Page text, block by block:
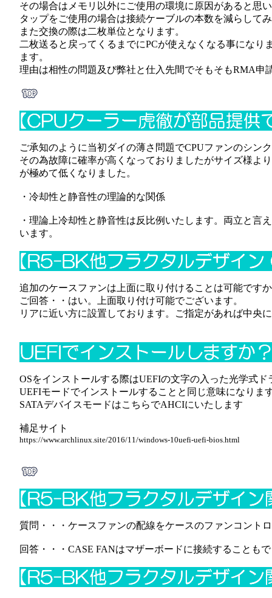
その場合はメモリ以外にご使用の環境に原因があると思
タップをご使用の場合は接続ケーブルの本数を減らして
また交換の際は二枚単位となります。
二枚送ると戻ってくるまでにPCが使えなくなる事にな
ます。
理由は相性の問題及び弊社と仕入先間でそもそもRMA申
ご承知のように当初ダイの薄さ問題でCPUファンのシン
その為故障に確率が高くなっておりましたがサイズ様よ
が極めて低くなりました。
・冷却性と静音性の理論的な関係
・理論上冷却性と静音性は反比例いたします。両立と
います。
追加のケースファンは上面に取り付けることは可能です
ご回答・・はい。上面取り付け可能でございます。
リアに近い方に設置しております。ご指定があれば中央
OSをインストールする際はUEFIの文字の入った光学式
UEFIモードでインストールすることと同じ意味になりま
SATAデバイスモードはこちらでAHCIにいたします
補足サイト
https://www.archlinux.site/2016/11/windows-10uefi-uefi-bios.html
質問・・・ケースファンの配線をケースのファンコント
回答・・・CASE FANはマザーボードに接続することも